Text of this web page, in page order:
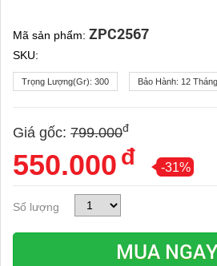
Mã sản phẩm: ZPC2567
SKU:
Trọng Lượng(gr): 300 Bảo Hành: 12 Tháng
Giá gốc: 799.000đ
550.000 đ -31%
Số lượng
MUA